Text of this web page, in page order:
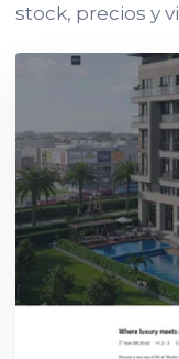
stock, precios y